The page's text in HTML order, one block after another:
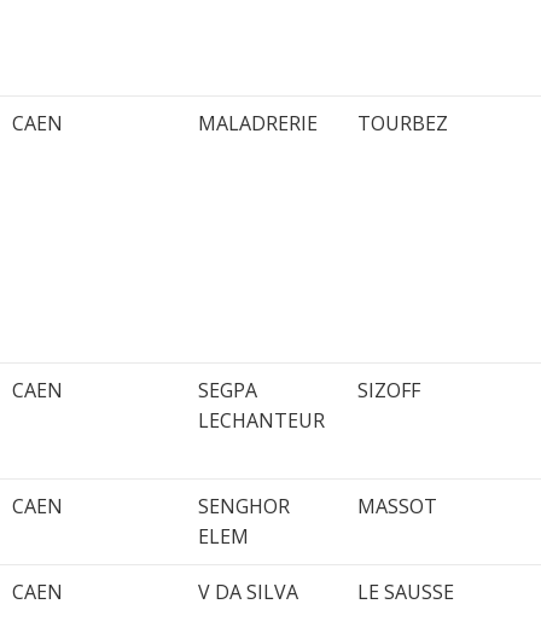
CAEN MALADRERIE TOURBEZ
CAEN
SEGPA
LECHANTEUR
SIZOFF
CAEN
SENGHOR
ELEM
MASSOT
CAEN V DA SILVA LE SAUSSE